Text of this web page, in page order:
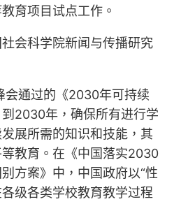
育项目试点工作。
会科学院新闻与传播研究
会通过的《2030年可持续
2030年，确保所有进行学
展所需的知识和技能，其
教育。在《中国落实2030
方案》中，中国政府以“性
级各类学校教育教学过程